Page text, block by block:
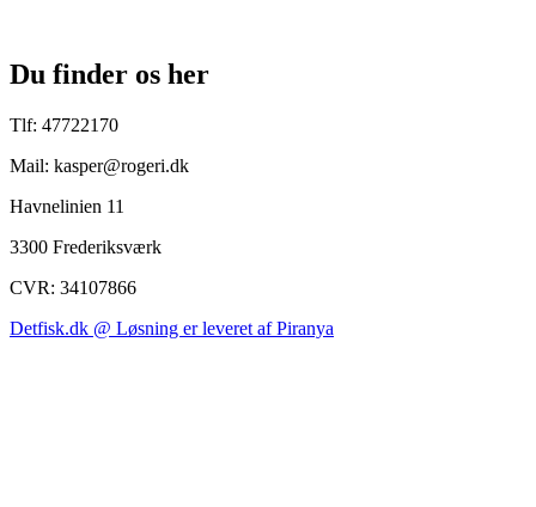
Du finder os her
Tlf: 47722170
Mail: kasper@rogeri.dk
Havnelinien 11
3300 Frederiksværk
CVR: 34107866
Detfisk.dk @ Løsning er leveret af Piranya